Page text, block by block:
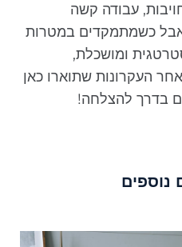
עבודה קשה
כשמתמקדים במטרות
ומושכלת,
העקרונות שתוארו כאן
בדרך להצלחה!